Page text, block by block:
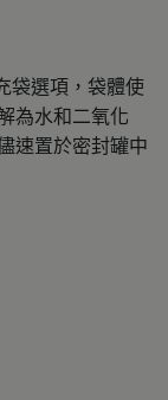
袋選項，袋體使
為水和二氧化
速置於密封罐中